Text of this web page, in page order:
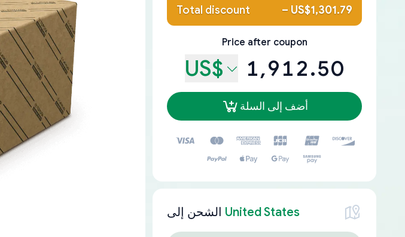
Total discount – US$1,301.79
Price after coupon
US$ 1,912.50
أضف إلى السلة
الشحن إلى United States